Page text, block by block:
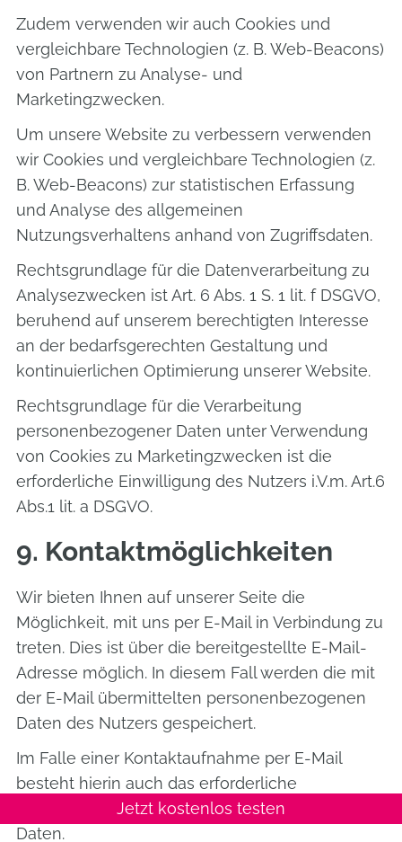
Zudem verwenden wir auch Cookies und
vergleichbare Technologien (z. B. Web-Beacons)
von Partnern zu Analyse- und
Marketingzwecken.
Um unsere Website zu verbessern verwenden
wir Cookies und vergleichbare Technologien (z.
B. Web-Beacons) zur statistischen Erfassung
und Analyse des allgemeinen
Nutzungsverhaltens anhand von Zugriffsdaten.
Rechtsgrundlage für die Datenverarbeitung zu
Analysezwecken ist Art. 6 Abs. 1 S. 1 lit. f DSGVO,
beruhend auf unserem berechtigten Interesse
an der bedarfsgerechten Gestaltung und
kontinuierlichen Optimierung unserer Website.
Rechtsgrundlage für die Verarbeitung
personenbezogener Daten unter Verwendung
von Cookies zu Marketingzwecken ist die
erforderliche Einwilligung des Nutzers i.V.m. Art.6
Abs.1 lit. a DSGVO.
9. Kontaktmöglichkeiten
Wir bieten Ihnen auf unserer Seite die
Möglichkeit, mit uns per E-Mail in Verbindung zu
treten. Dies ist über die bereitgestellte E-Mail-
Adresse möglich. In diesem Fall werden die mit
der E-Mail übermittelten personenbezogenen
Daten des Nutzers gespeichert.
Im Falle einer Kontaktaufnahme per E-Mail
besteht hierin auch das erforderliche
berechtigte Interesse an der Verarbeitung der
Daten.
Jetzt kostenlos testen